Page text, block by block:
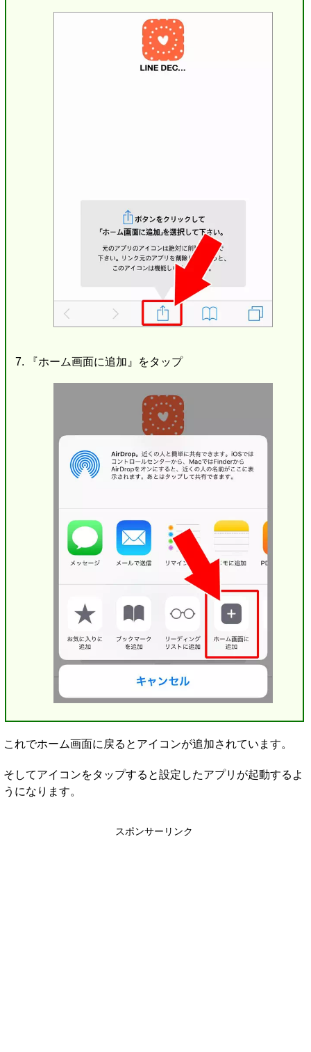
『ホーム画面に追加』をタップ
これでホーム画面に戻るとアイコンが追加されています。
そしてアイコンをタップすると設定したアプリが起動するよ
うになります。
スポンサーリンク